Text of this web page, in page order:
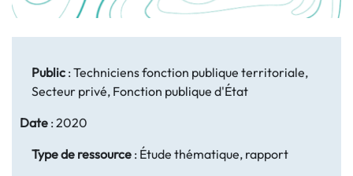
Public : Techniciens fonction publique territoriale,
Secteur privé, Fonction publique d'État
Date : 2020
Type de ressource : Étude thématique, rapport